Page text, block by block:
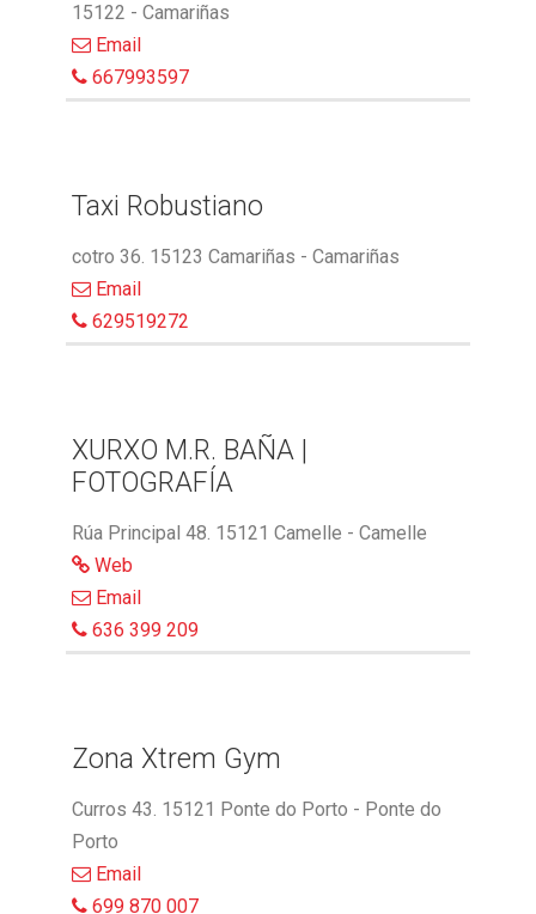
15122 - Camariñas
Email
667993597
Taxi Robustiano
cotro 36. 15123 Camariñas - Camariñas
Email
629519272
XURXO M.R. BAÑA |
FOTOGRAFÍA
Rúa Principal 48. 15121 Camelle - Camelle
Web
Email
636 399 209
Zona Xtrem Gym
Curros 43. 15121 Ponte do Porto - Ponte do
Porto
Email
699 870 007